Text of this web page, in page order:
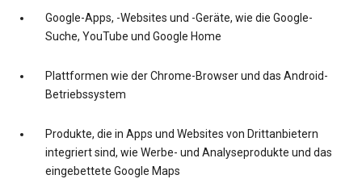
Google-Apps, -Websites und -Geräte, wie die Google-
Suche, YouTube und Google Home
Plattformen wie der Chrome-Browser und das Android-
Betriebssystem
Produkte, die in Apps und Websites von Drittanbietern
integriert sind, wie Werbe- und Analyseprodukte und das
eingebettete Google Maps